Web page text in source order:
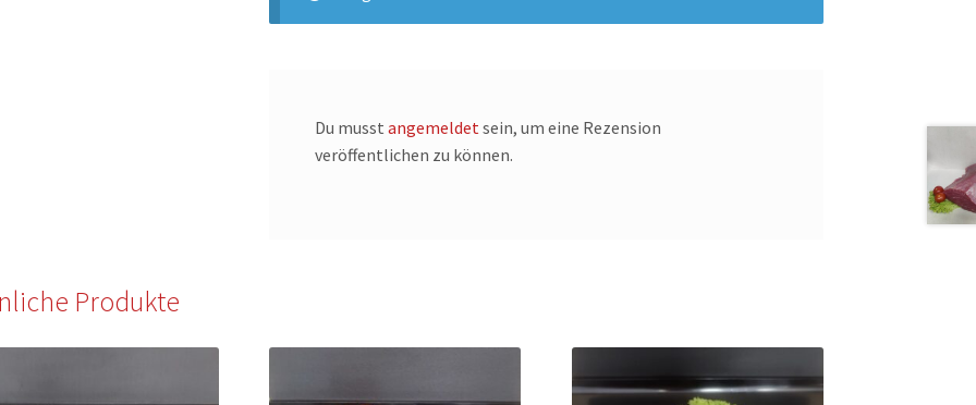
Du musstangemeldetsein, um eine Rezension
veröffentlichen zu können.
Produkte